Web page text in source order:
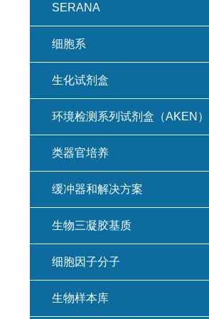
SERANA
细胞系
生化试剂盒
环境检测系列试剂盒（AKEN）
类器官培养
缓冲器和解决方案
生物三凝胶基质
细胞因子分子
生物样本库